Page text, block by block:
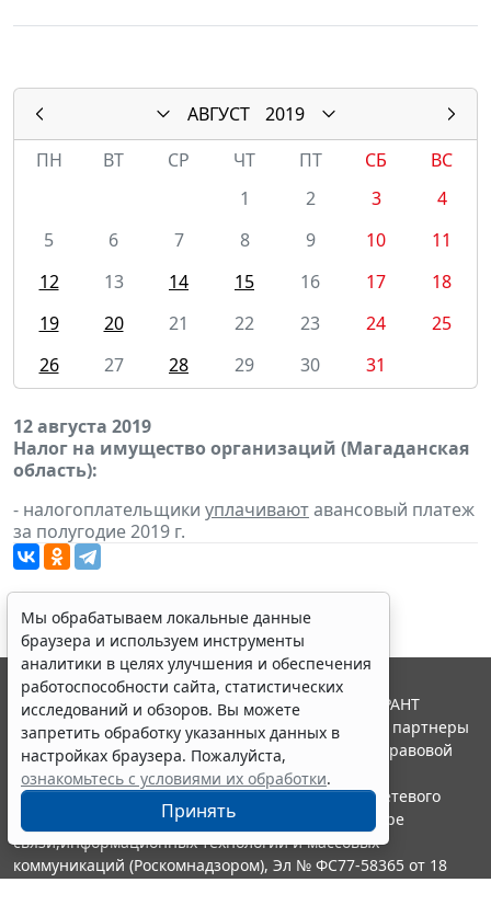
АВГУСТ
2019
ПН
ВТ СР ЧТ ПТ СБ
ВС
1
2 3
4
5
6 7 8 9 10
11
12
13 14 15 16 17
18
19
20 21 22 23 24
25
26
27 28 29 30 31
12 августа 2019
Налог на имущество организаций (Магаданская
область):
- налогоплательщики уплачиваютавансовый платеж
за полугодие 2019 г.
Мы обрабатываем локальные данные
браузера и используем инструменты
аналитики в целях улучшения и обеспечения
работоспособности сайта, статистических
исследований и обзоров. Вы можете
запретить обработку указанных данных в
настройках браузера. Пожалуйста,
ознакомьтесь с условиями их обработки.
Принять
© ООО "НПП "ГАРАНТ-СЕРВИС", 2026. Система ГАРАНТ
выпускается с 1990 года. Компания "Гарант" и ее партнеры
являются участниками Российской ассоциации правовой
информации ГАРАНТ.
Портал ГАРАНТ.РУ зарегистрирован в качестве сетевого
издания Федеральной службой по надзору в сфере
связи,информационных технологий и массовых
коммуникаций (Роскомнадзором), Эл № ФС77-58365 от 18